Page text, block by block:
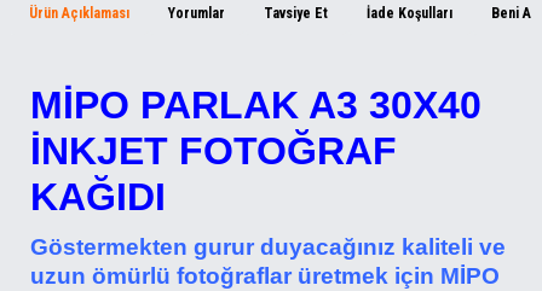
Ürün Açıklaması Yorumlar Tavsiye Et İade Koşulları Beni
MİPO PARLAK A3 30X40
İNKJET FOTOĞRAF
KAĞIDI
Göstermekten gurur duyacağınız kaliteli ve
uzun ömürlü fotoğraflar üretmek için MİPO